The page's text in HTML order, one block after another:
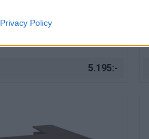
Privacy Policy
5.195:-